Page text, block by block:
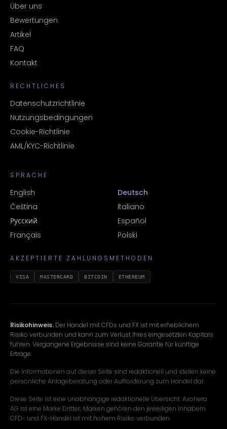
Über uns
Bewertungen
Artikel
FAQ
Kontakt
RECHTLICHES
Datenschutzrichtlinie
Nutzungsbedingungen
Cookie-Richtlinie
AML/KYC-Richtlinie
SPRACHE
English
Deutsch
Čeština
Italiano
Русский
Español
Français
Polski
AKZEPTIERTE ZAHLUNGSMETHODEN
VISA MASTERCARD BITCOIN ETHEREUM
Risikohinweis. Der Handel mit CFDs und FX ist mit erheblichem
Risiko verbunden und kann zum Verlust Ihres eingesetzten Kapitals
führen. Vergangene Ergebnisse sind keine Garantie für künftige
Erträge.
Die Informationen auf dieser Seite sind redaktionell und stellen keine
persönliche Anlageberatung oder Aufforderung zum Handel dar.
Diese Seite ist eine unabhängige redaktionelle Übersicht. Axonera
AG ist eine Marke Dritter; Marken gehören den jeweiligen Inhabern.
CFD- und FX-Handel ist mit hohem Risiko verbunden.